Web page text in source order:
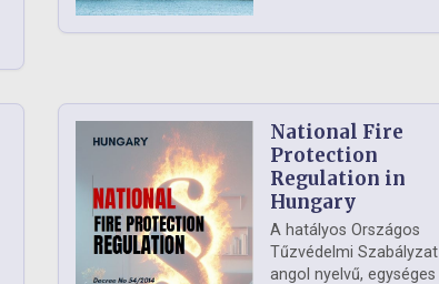
National Fire
Protection
Regulation in
Hungary
A hatályos Országos
Tűzvédelmi Szabályzat
angol nyelvű, egységes